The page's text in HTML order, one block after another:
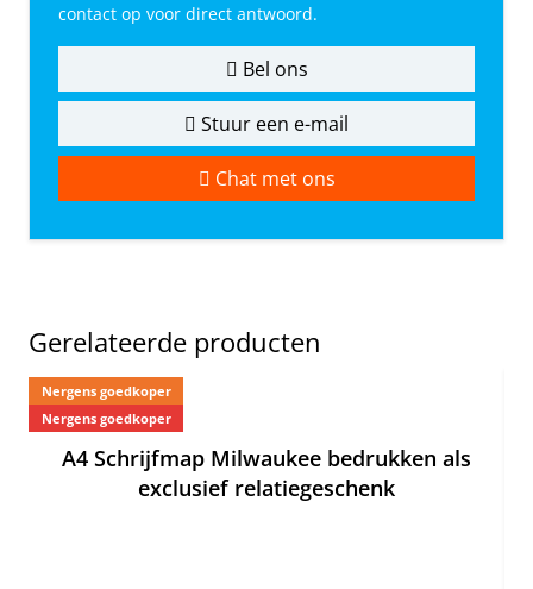
contact op voor direct antwoord.
Bel ons
Stuur een e-mail
Chat met ons
Gerelateerde producten
Nergens goedkoper
Nergens goedkoper
A4 Schrijfmap Milwaukee bedrukken als
exclusief relatiegeschenk